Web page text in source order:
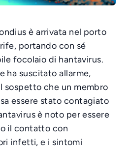
è arrivata nel porto
portando con sé
focolaio di hantavirus.
ha suscitato allarme,
sospetto che un membro
essere stato contagiato
è noto per essere
il contatto con
infetti, e i sintomi